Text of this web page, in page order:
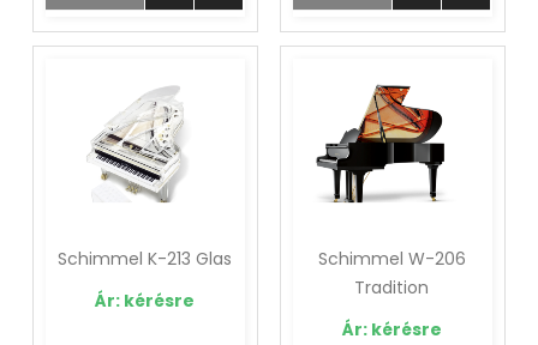
Schimmel K-213 Glas
Ár: kérésre
Schimmel W-206
Tradition
Ár: kérésre